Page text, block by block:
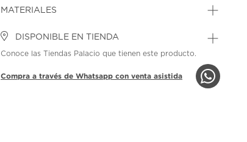
MATERIALES
DISPONIBLE EN TIENDA
Conoce las Tiendas Palacio que tienen este producto.
Compra a través de Whatsapp con venta asistida